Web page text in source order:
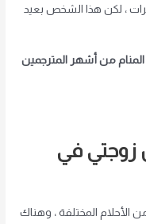
، لكن هذا الشخص بعيد
من أشهر المترجمين
زوجتي في
الأحلام المختلفة ، وهناك